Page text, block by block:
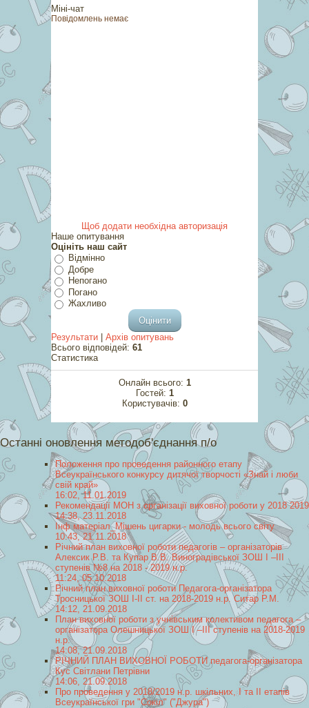
Міні-чат
Щоб додати необхідна авторизація
Наше опитування
Оцініть наш сайт
Відмінно
Добре
Непогано
Погано
Жахливо
Результати
Архів опитувань
Всього відповідей: 61
Статистика
Онлайн всього: 1
Гостей: 1
Користувачів: 0
Останні оновлення методоб'єднання п/о
Положення про проведення районного етапу
Всеукраїнського конкурсу дитячої творчості «Знай і люби
свій край»
16:02, 11.01.2019
Рекомендації МОН з організації виховної роботи у 2018 2019
14:38, 23.11.2018
Інф матеріал_Мішень цигарки - молодь всього світу
10:43, 21.11.2018
Річний план виховної роботи педагогів – організаторів
Алексик Р.В. та Купар В.В. Виноградівської ЗОШ І –ІІІ
ступенів №8 на 2018 - 2019 н.р.
11:24, 05.10.2018
Річний план виховної роботи Педагога-організатора
Тросницької ЗОШ I-II ст. на 2018-2019 н.р. Ситар Р.М.
14:12, 21.09.2018
План виховної роботи з учнівським колективом педагога –
організаторa Олешницької ЗОШ І –ІІІ ступенів на 2018-2019
н.р.
14:08, 21.09.2018
РІЧНИЙ ПЛАН ВИХОВНОЇ РОБОТИ педагога-організатора
Кус Світлани Петрівни
14:06, 21.09.2018
Про проведення у 2018/2019 н.р. шкільних, І та ІІ етапів
Всеукраїнської гри "Сокіл" ("Джура")